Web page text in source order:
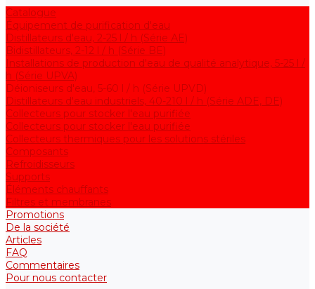
Catalogue
Équipement de purification d'eau
Distillateurs d'eau, 2-25 l / h (Série АE)
Bidistillateurs, 2-12 l / h (Série BE)
Installations de production d'eau de qualité analytique, 5-25 l /
h (Série UPVA)
Déioniseurs d'eau, 5-60 l / h (Série UPVD)
Distillateurs d'eau industriels, 40-210 l / h (Série ADE, DE)
Collecteurs pour stocker l'eau purifiée
Collecteurs pour stocker l'eau purifiée
Collecteurs thermiques pour les solutions stériles
Composants
Refroidisseurs
Supports
Éléments chauffants
Filtres et membranes
Promotions
De la société
Articles
FAQ
Commentaires
Pour nous contacter